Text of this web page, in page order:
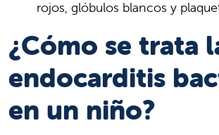
rojos, glóbulos blancos y
¿Cómo se trata
endocarditis
en un niño?